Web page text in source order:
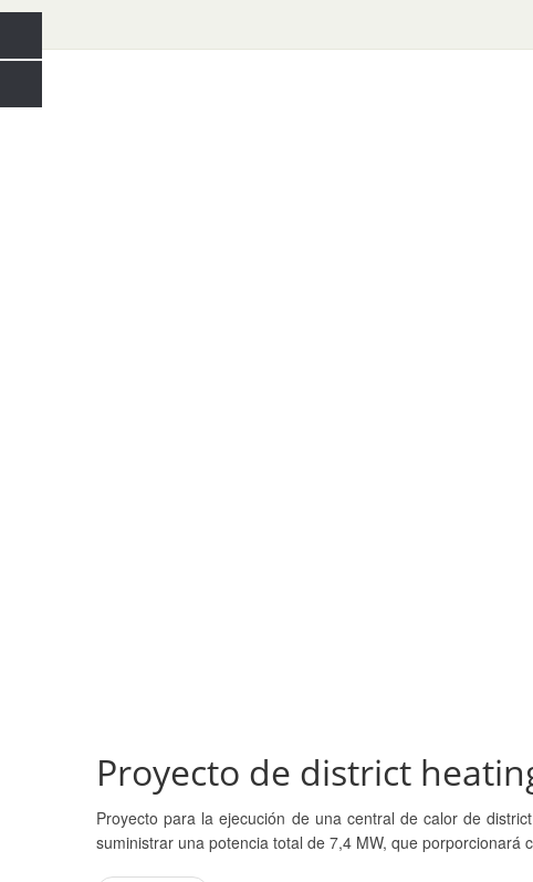
Proyecto de district
Proyecto para la ejecución de una central de calor de
suministrar una potencia total de 7,4 MW, que